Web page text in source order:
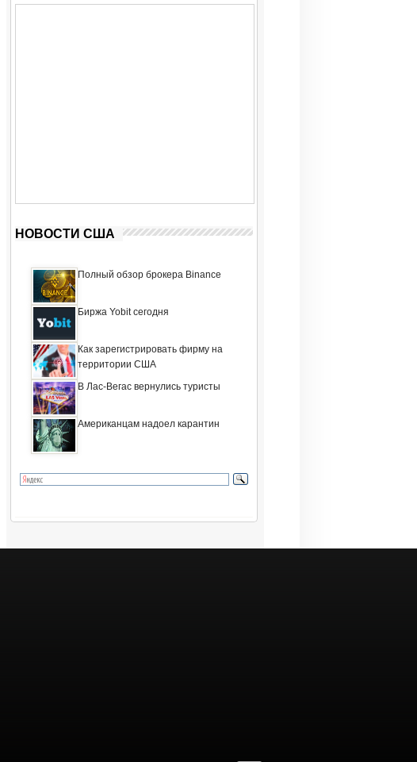
НОВОСТИ США
Полный обзор брокера Binance
Биржа Yobit сегодня
Как зарегистрировать фирму на
территории США
В Лас-Вегас вернулись туристы
Американцам надоел карантин